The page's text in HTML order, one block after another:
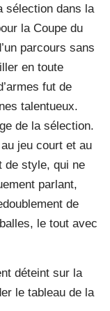
sélection dans la
la Coupe du
parcours sans
en toute
fut de
talentueux.
de la sélection.
jeu court et au
de style, qui ne
parlant,
de
le tout avec
déteint sur la
le tableau de la